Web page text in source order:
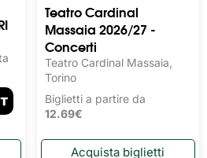
Teatro Cardinal
Massaia 2026/27 -
Concerti
Teatro Cardinal Massaia,
Torino
Biglietti a partire da
12.69€